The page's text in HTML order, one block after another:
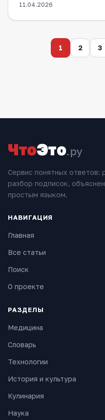
11.04.2026
1 2 3
ЧтоЭто.ру
Сервис понятных ответов:
разбор подписок,
простым языком.
НАВИГАЦИЯ
Главная
Все статьи
Поиск
О проекте
РАЗДЕЛЫ
Медицина
Словарь
Технологии
История и культура
Кулинария
Наука